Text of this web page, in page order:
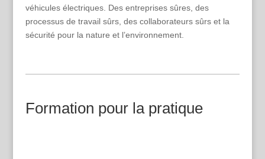
véhicules électriques. Des entreprises sûres, des
processus de travail sûrs, des collaborateurs sûrs et la
sécurité pour la nature et l’environnement.
Formation pour la pratique